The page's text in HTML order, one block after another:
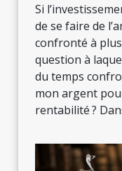
Si
de se faire de
confronté à
question à
du temps
mon argent
rentabilité ?